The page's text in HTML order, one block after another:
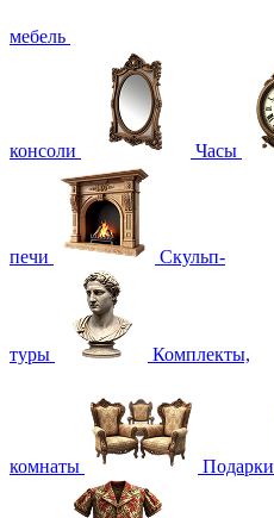
мебель
консоли Часы
печи Скульп-
туры Комплекты,
комнаты Подарки